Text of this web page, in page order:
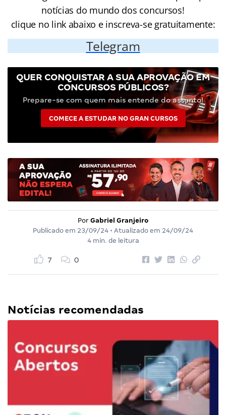
notícias do mundo dos concursos!
clique no link abaixo e inscreva-se gratuitamente:
Telegram
QUER CONQUISTAR A SUA APROVAÇÃO EM
CONCURSOS PÚBLICOS?
Prepare-se com quem mais entende do assunto!
COMECE A ESTUDAR NO GRAN CURSOS
Por Gabriel Granjeiro
Publicado em 23/09/24 • Atualizado em 24/09/24
4 min. de leitura
7 0
Notícias recomendadas